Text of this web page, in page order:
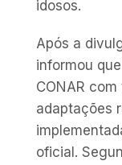
idosos.
Após a
informou
CONAR
adaptações
oficial.